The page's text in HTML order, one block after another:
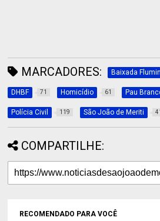
MARCADORES: Baixada
DHBF 71 Homicídio 61 Pau
Polícia Civil 119 São João de Meriti
COMPARTILHE:
RECOMENDADO PARA VOCÊ